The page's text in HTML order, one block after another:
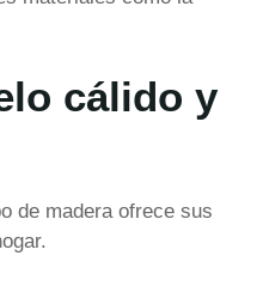
cálido y
de madera ofrece sus